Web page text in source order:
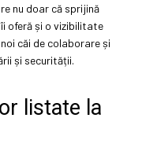
nu doar că sprijină
oferă și o vizibilitate
căi de colaborare și
și securității.
listate la